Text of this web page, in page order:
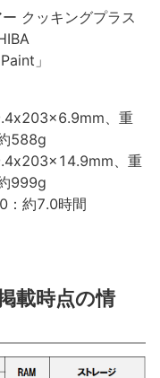
クッキングプラス
」
、重
588g
、重
999g
：約7.0時間
載時点の情